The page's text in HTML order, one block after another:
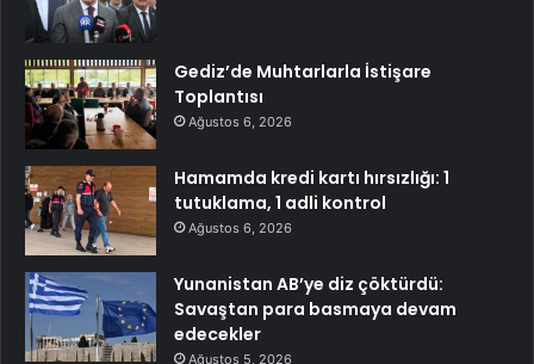
Gediz’de Muhtarlarla İstişare
Toplantısı
Ağustos 6, 2026
Hamamda kredi kartı hırsızlığı: 1
tutuklama, 1 adli kontrol
Ağustos 6, 2026
Yunanistan AB’ye diz çöktürdü:
Savaştan para basmaya devam
edecekler
Ağustos 5, 2026